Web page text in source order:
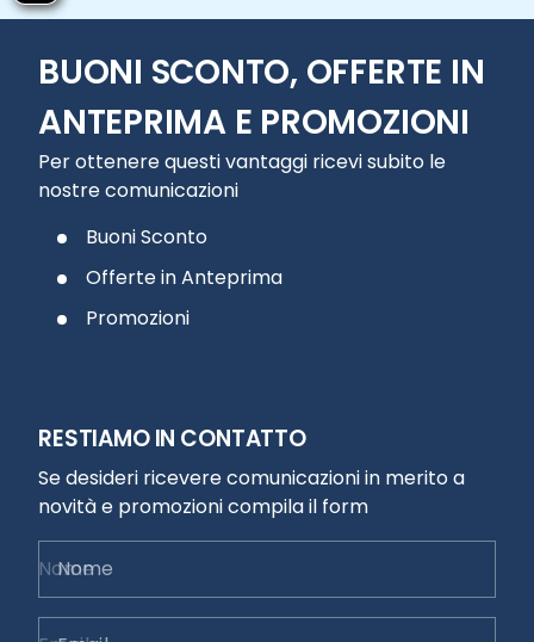
BUONI SCONTO, OFFERTE IN
ANTEPRIMA E PROMOZIONI
Per ottenere questi vantaggi ricevi subito le
nostre comunicazioni
Buoni Sconto
Offerte in Anteprima
Promozioni
RESTIAMO IN CONTATTO
Se desideri ricevere comunicazioni in merito a
novità e promozioni compila il form
Nome